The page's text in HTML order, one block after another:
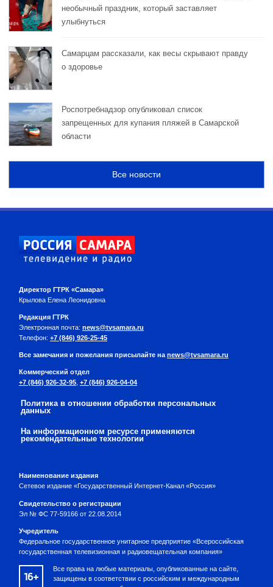
необычный праздник, который заставляет
улыбнуться
Самарцам рассказали, как весы скрывают правду
о здоровье
Роспотребнадзор опубликовал список
запрещенных для купания пляжей в Самарской
области
Все новости
Директор ГТРК «Самара»
Крылова Елена Леонидовна
Редакция ГТРК
Электронная почта: news@tvsamara.ru
Телефон: +7 (846) 926-25-45
Все замечания и пожелания присылайте на news@tvsamara.ru
Коммерческий отдел
+7 (846) 926-32-95 +7 (846) 926-04-04
Политика в отношении обработки персональных
данных
На информационном ресурсе применяются
рекомендательные технологии
Наименование издания
Сетевое издание «Государственный Интернет-Канал «Россия»
Свидетельство о регистрации
Эл № ФС 77-59166 от 22.08.2014
Учредитель
Федеральное государственное унитарное предприятие «Всероссийская
государственная телевизионная и радиовещательная компания»
16+
Все права на любые материалы, опубликованные на сайте,
защищены в соответствии с российским и международным